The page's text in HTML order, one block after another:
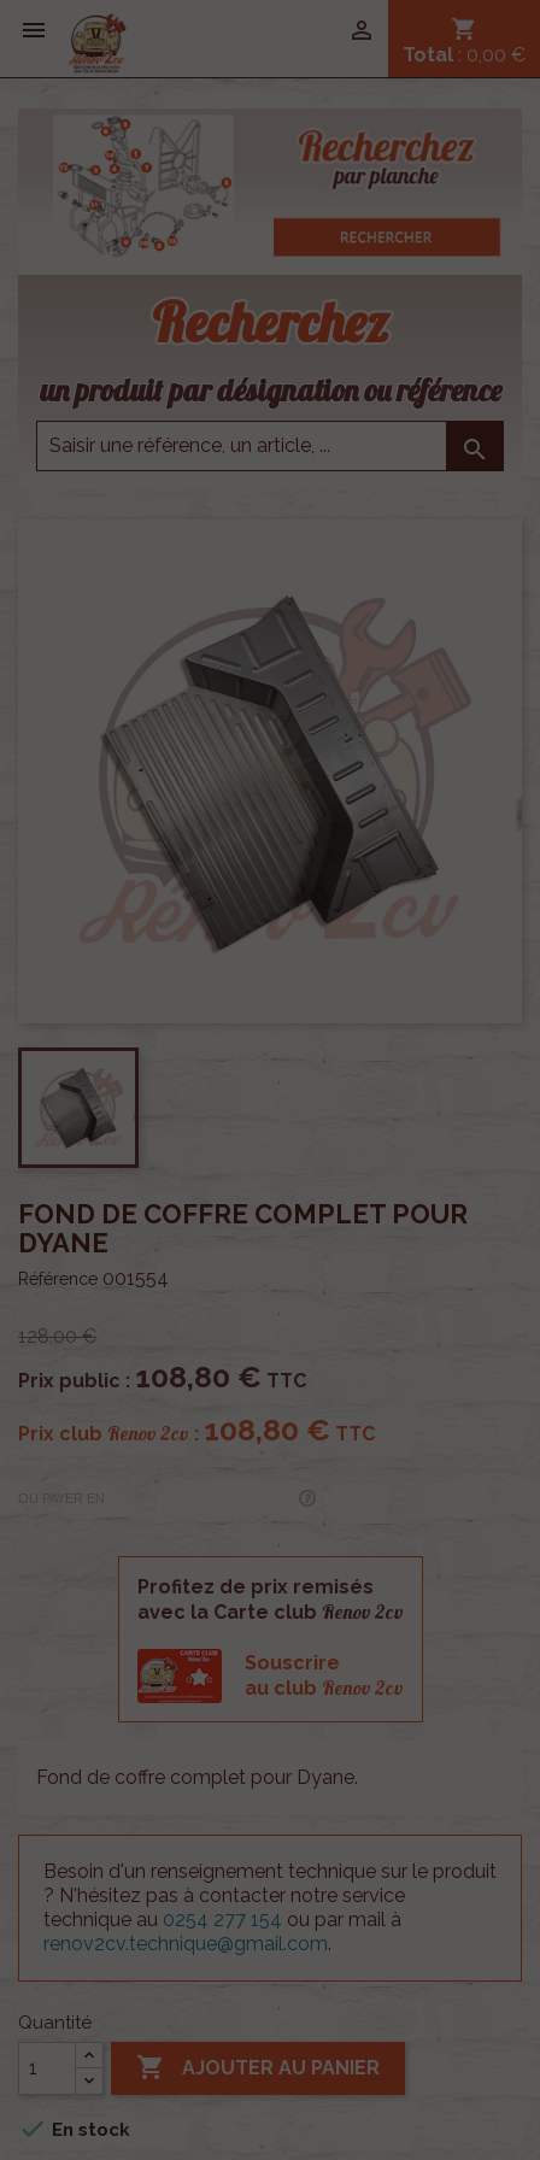
 shopping_cart
Total : 0,00 €

Recherchez
un produit par désignation ou référence

FOND DE COFFRE COMPLET POUR
DYANE
Référence 001554
128,00 €
Prix public : 108,80 € TTC
Prix club Renov 2cv : 108,80 € TTC
OU PAYER EN
Profitez de prix remisés
avec la Carte club Renov 2cv
Souscrire
au club Renov 2cv
Fond de coffre complet pour Dyane.
Besoin d'un renseignement technique sur le produit
? N'hésitez pas à contacter notre service
technique au 0254 277 154 ou par mail à
renov2cv.technique@gmail.com.
Quantité
 AJOUTER AU PANIER
 En stock